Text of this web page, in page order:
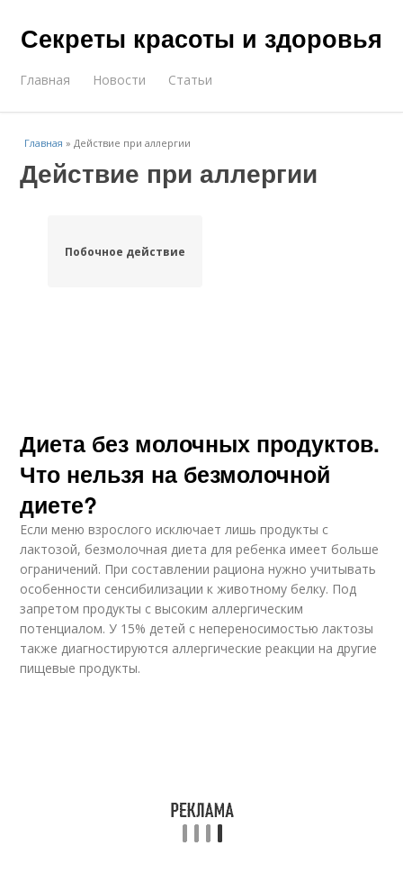
Секреты красоты и здоровья
Главная Новости Статьи
Главная »Действие при аллергии
Действие при аллергии
Побочное действие
Диета без молочных продуктов.
Что нельзя на безмолочной
диете?
Если меню взрослого исключает лишь продукты с
лактозой, безмолочная диета для ребенка имеет больше
ограничений. При составлении рациона нужно учитывать
особенности сенсибилизации к животному белку. Под
запретом продукты с высоким аллергическим
потенциалом. У 15% детей с непереносимостью лактозы
также диагностируются аллергические реакции на другие
пищевые продукты.